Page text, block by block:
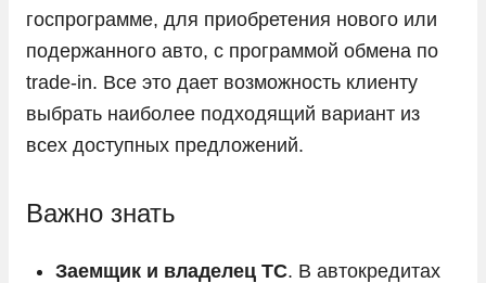
Solaris
Sollers
Subaru
Tank
госпрограмме, для приобретения нового или
подержанного авто, с программой обмена по
trade-in. Все это дает возможность клиенту
выбрать наиболее подходящий вариант из
всех доступных предложений.
Важно знать
Заемщик и владелец ТС. В автокредитах